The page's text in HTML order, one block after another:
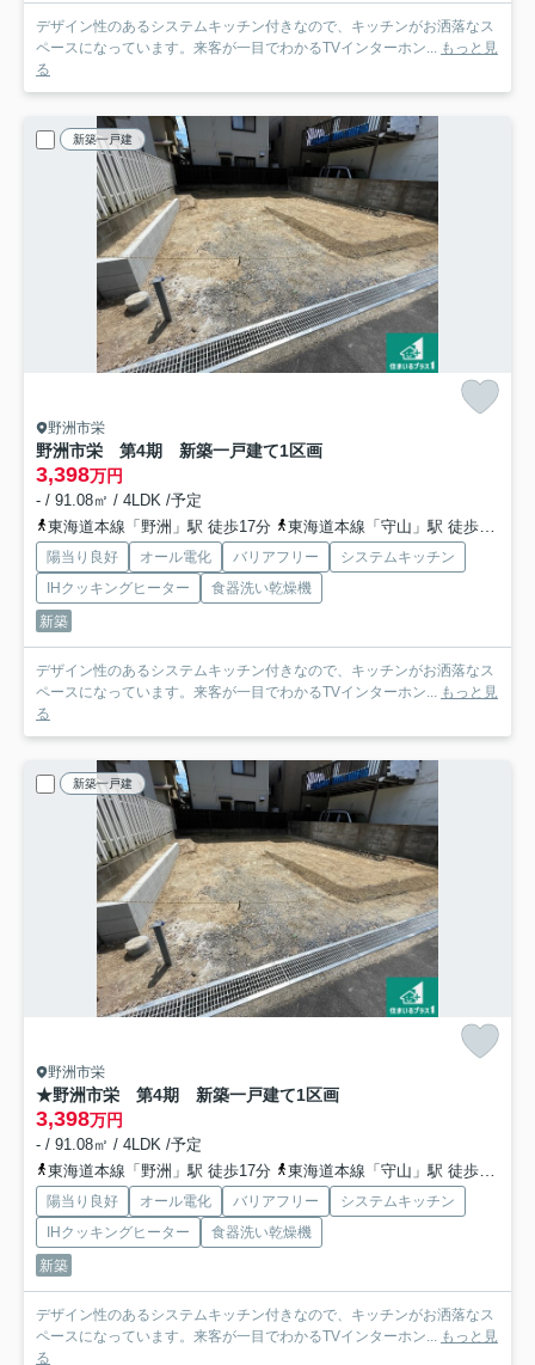
デザイン性のあるシステムキッチン付きなので、キッチンがお洒落なス
ペースになっています。来客が一目でわかるTVインターホン... もっと見
る
新築一戸建
野洲市栄
野洲市栄 第4期 新築一戸建て1区画
3,398万円
- / 91.08㎡ / 4LDK /予定
東海道本線「野洲」駅 徒歩17分
東海道本線「守山」駅 徒歩60分
陽当り良好 オール電化 バリアフリー
システムキッチン
IHクッキングヒーター
食器洗い乾燥機
新築
デザイン性のあるシステムキッチン付きなので、キッチンがお洒落なス
ペースになっています。来客が一目でわかるTVインターホン... もっと見
る
新築一戸建
野洲市栄
★野洲市栄 第4期 新築一戸建て1区画
3,398万円
- / 91.08㎡ / 4LDK /予定
東海道本線「野洲」駅 徒歩17分
東海道本線「守山」駅 徒歩60分
陽当り良好 オール電化 バリアフリー
システムキッチン
IHクッキングヒーター
食器洗い乾燥機
新築
デザイン性のあるシステムキッチン付きなので、キッチンがお洒落なス
ペースになっています。来客が一目でわかるTVインターホン... もっと見
る